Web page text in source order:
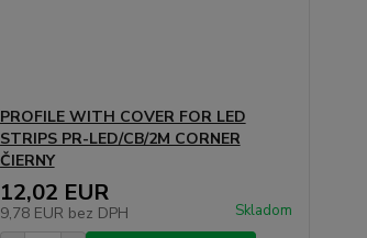
PROFILE WITH COVER FOR LED
STRIPS PR-LED/CB/2M CORNER
ČIERNY
12,02 EUR
9,78 EUR bez DPH Skladom